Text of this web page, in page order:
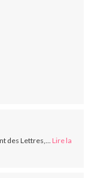
des Lettres,... Lire la